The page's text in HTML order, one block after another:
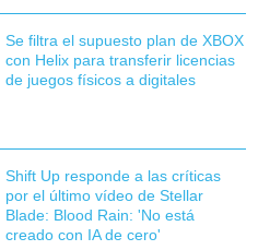
Se filtra el supuesto plan de XBOX
con Helix para transferir licencias
de juegos físicos a digitales
Shift Up responde a las críticas
por el último vídeo de Stellar
Blade: Blood Rain: 'No está
creado con IA de cero'